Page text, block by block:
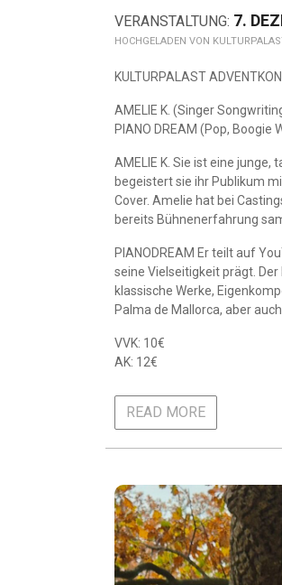
7.
KULTURPALAST
AMELIE K. (Singer
PIANO DREAM (Pop, Boogie
AMELIE K. Sie ist eine
begeistert sie ihr Publikum
Cover. Amelie hat bei
bereits Bühnenerfahrung
PIANODREAM Er teilt auf
seine Vielseitigkeit prägt. Der
klassische Werke,
Palma de Mallorca, aber
VVK: 10€
AK: 12€
READ MORE